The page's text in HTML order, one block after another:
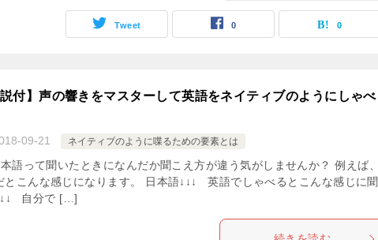
Tweet 0 0
説付】声の響きをマスターして英語をネイティブのようにしゃべ
09-21 ネイティブのように喋るための要素とは
語って聞いたときになんだか聞こえ方が違う気がしませんか？ 例えば、
とこんな感じになります。 日本語↓↓↓ 英語でしゃべるとこんな感じに聞
自分で […]